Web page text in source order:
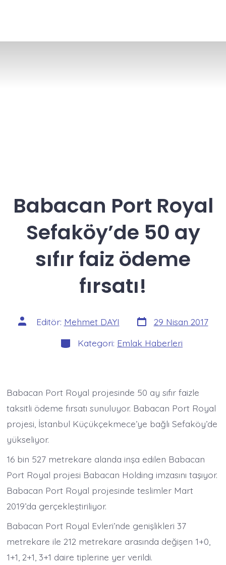
Babacan Port Royal
Sefaköy’de 50 ay
sıfır faiz ödeme
fırsatı!
Yazının
yazarı
Editör: Mehmet DAYI Yazı
tarihi
29 Nisan 2017
Kategoriler
Kategori: Emlak Haberleri
Babacan Port Royal projesinde 50 ay sıfır faizle
taksitli ödeme fırsatı sunuluyor. Babacan Port Royal
projesi, İstanbul Küçükçekmece’ye bağlı Sefaköy’de
yükseliyor.
16 bin 527 metrekare alanda inşa edilen Babacan
Port Royal projesi Babacan Holding imzasını taşıyor.
Babacan Port Royal projesinde teslimler Mart
2019’da gerçekleştiriliyor.
Babacan Port Royal Evleri’nde genişlikleri 37
metrekare ile 212 metrekare arasında değişen 1+0,
1+1, 2+1, 3+1 daire tiplerine yer verildi.